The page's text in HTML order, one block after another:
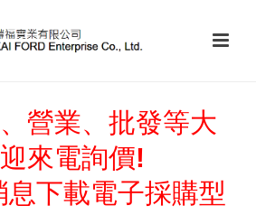
營業、批發等大
來電詢價!
下載電子採購型